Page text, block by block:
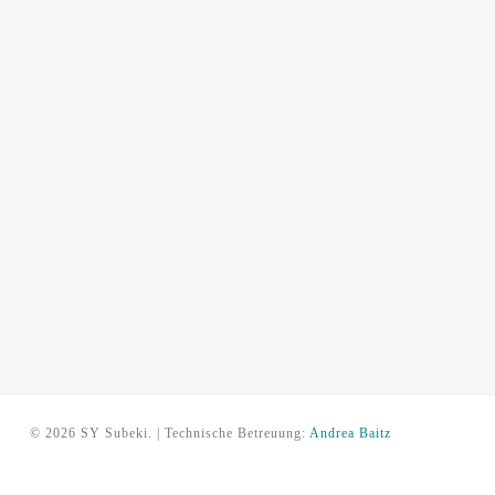
© 2026 SY Subeki. | Technische Betreuung: Andrea Baitz